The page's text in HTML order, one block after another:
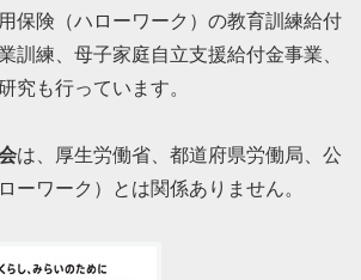
保険（ハローワーク）の教育訓練給付
訓練、母子家庭自立支援給付金事業、
究も行っています。
は、厚生労働省、都道府県労働局、公
ーワーク）とは関係ありません。